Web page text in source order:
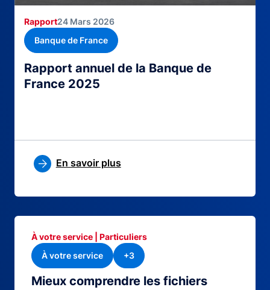
Rapport annuel de la Banque de
France 2025
Rapport24 Mars 2026
Banque de France
En savoir plus
Mieux comprendre les fichiers
À votre service | Particuliers
À votre service
+3